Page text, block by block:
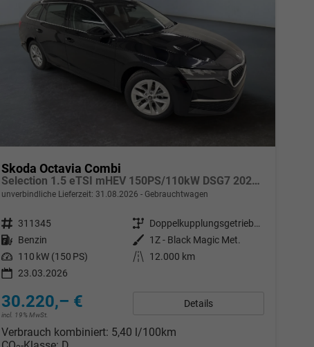
Skoda Octavia Combi
Selection 1.5 eTSI mHEV 150PS/110kW DSG7 2026 +AHK+SUNSET+3-ZONE+RFK+KESSY+EL.HECK+BHZ. LENKRAD
unverbindliche Lieferzeit: 31.08.2026 Gebrauchtwagen
Fahrzeugnr. 311345 Getriebe
Doppelkupplungsgetriebe (DSG)
Kraftstoff Benzin Außenfarbe
1Z - Black Magic Met.
Leistung 110 kW (150 PS) Kilometerstand
12.000 km
23.03.2026
30.220,– €
incl. 19% MwSt.
Details
Verbrauch kombiniert: 5,40 l/100km